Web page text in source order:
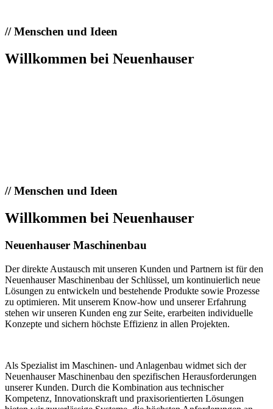
//Menschen und Ideen
Willkommen bei Neuenhauser
//Menschen und Ideen
Willkommen bei Neuenhauser
Neuenhauser Maschinenbau
Der direkte Austausch mit unseren Kunden und Partnern ist für den
Neuenhauser Maschinenbau der Schlüssel, um kontinuierlich neue
Lösungen zu entwickeln und bestehende Produkte sowie Prozesse
zu optimieren. Mit unserem Know-how und unserer Erfahrung
stehen wir unseren Kunden eng zur Seite, erarbeiten individuelle
Konzepte und sichern höchste Effizienz in allen Projekten.
Als Spezialist im Maschinen- und Anlagenbau widmet sich der
Neuenhauser Maschinenbau den spezifischen Herausforderungen
unserer Kunden. Durch die Kombination aus technischer
Kompetenz, Innovationskraft und praxisorientierten Lösungen